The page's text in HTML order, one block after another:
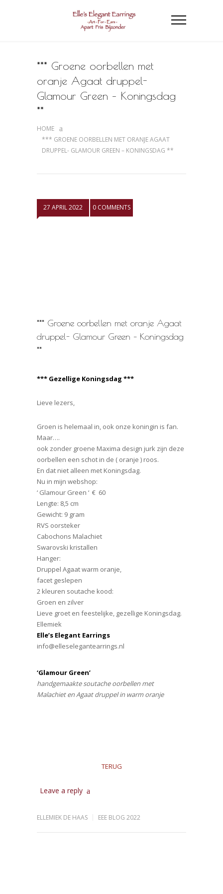
*** Groene oorbellen met
oranje Agaat druppel-
Glamour Green – Koningsdag
**
HOME
*** GROENE OORBELLEN MET ORANJE AGAAT
DRUPPEL- GLAMOUR GREEN – KONINGSDAG **
27 APRIL 2022 0 COMMENTS
*** Groene oorbellen met oranje Agaat
druppel- Glamour Green – Koningsdag
**
*** Gezellige Koningsdag ***
Lieve lezers,
Groen is helemaal in, ook onze koningin is fan.
Maar….
ook zonder groene Maxima design jurk zijn deze
oorbellen een schot in de ( oranje ) roos.
En dat niet alleen met Koningsdag.
Nu in mijn webshop:
‘ Glamour Green ‘ € 60
Lengte: 8,5 cm
Gewicht: 9 gram
RVS oorsteker
Cabochons Malachiet
Swarovski kristallen
Hanger:
Druppel Agaat warm oranje,
facet geslepen
2 kleuren soutache kood:
Groen en zilver
Lieve groet en feestelijke, gezellige Koningsdag.
Ellemiek
Elle’s Elegant Earrings
info@elleselegantearrings.nl
‘Glamour Green’
handgemaakte soutache oorbellen met
Malachiet en Agaat druppel in warm oranje
TERUG
Leave a reply
ELLEMIEK DE HAAS EEE BLOG 2022